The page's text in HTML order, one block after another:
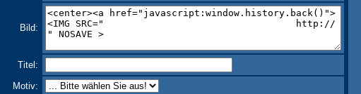
Bild:
Titel:
Motiv: